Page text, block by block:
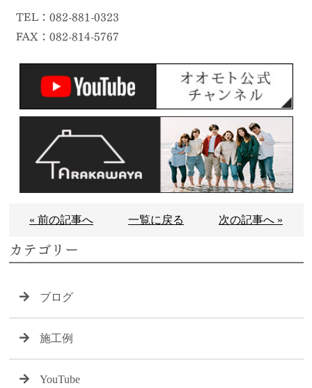
TEL：082-881-0323
FAX：082-814-5767
« 前の記事へ 一覧に戻る 次の記事へ »
カテゴリー
ブログ
施工例
YouTube